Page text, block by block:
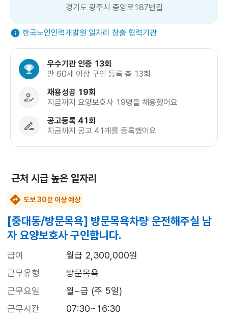
경기도 광주시 중앙로187번길
한국노인인력개발원 일자리 창출 협력기관
우수기관 인증 13회
만 60세 이상 구인 등록 총 13회
채용성공 19회
지금까지 요양보호사 19명을 채용했어요
공고등록 41회
지금까지 공고 41개를 등록했어요
근처 시급 높은 일자리
도보 30분 이상 예상
[중대동/방문목욕] 방문목욕차량 운전해주실 남
자 요양보호사 구인합니다.
급여
월급 2,300,000원
근무유형
방문목욕
근무요일
월~금 (주 5일)
근무시간
07:30~16:30